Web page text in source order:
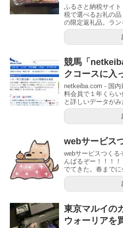
ふるさと納税サイ
税で選べるお礼の
の限定返礼品。ラン
競馬「
クコースに入
netkeiba.com - 国
料会員で１年くら
と詳しいデータがみ
webサービス
webサービスつくる
んばるぞー！！！
でてきた。春までに
東京マルイの
ウォーリアを